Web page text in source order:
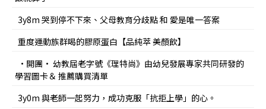
3y8m 哭到停不下來、父母教育分歧點 和 愛是唯一答案
重度運動族群喝的膠原蛋白【品純萃 美顏飲】
•開團• 幼教屆老字號《理特尚》由幼兒發展專家共同研發的
學習圖卡＆ 推薦購買清單
3y0m 與老師一起努力，成功克服「抗拒上學」的心。